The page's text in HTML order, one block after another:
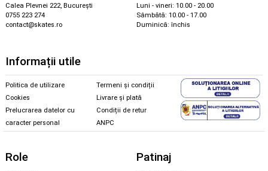
Calea Plevnei 222, București
0755 223 274
contact@skates.ro
Luni - vineri: 10.00 - 20.00
Sâmbătă: 10.00 - 17.00
Duminică: închis
Informații utile
Politica de utilizare
Cookies
Prelucrarea datelor cu
caracter personal
Termeni și condiții
Livrare și plată
Condiții de retur
ANPC
Role Patinaj